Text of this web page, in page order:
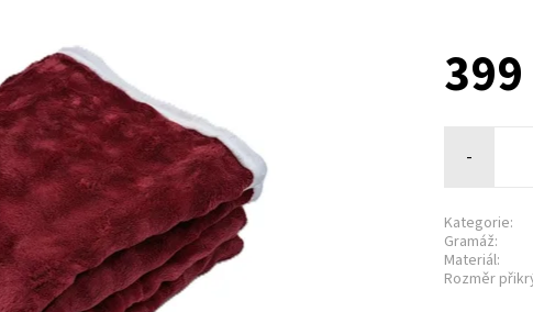
-
Kategorie:
Gramáž:
Materiál:
Rozměr